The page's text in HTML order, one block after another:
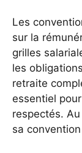
Les
sur la
grilles
les
retraite
essentiel
respectés.
sa